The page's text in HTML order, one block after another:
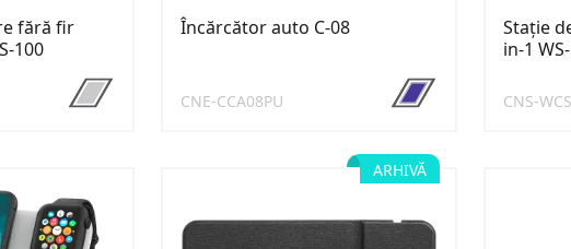
fără fir
100
Încărcător auto C-08
CNE-CCA08PU
Stație
in-1
CNS-
ARHIVĂ